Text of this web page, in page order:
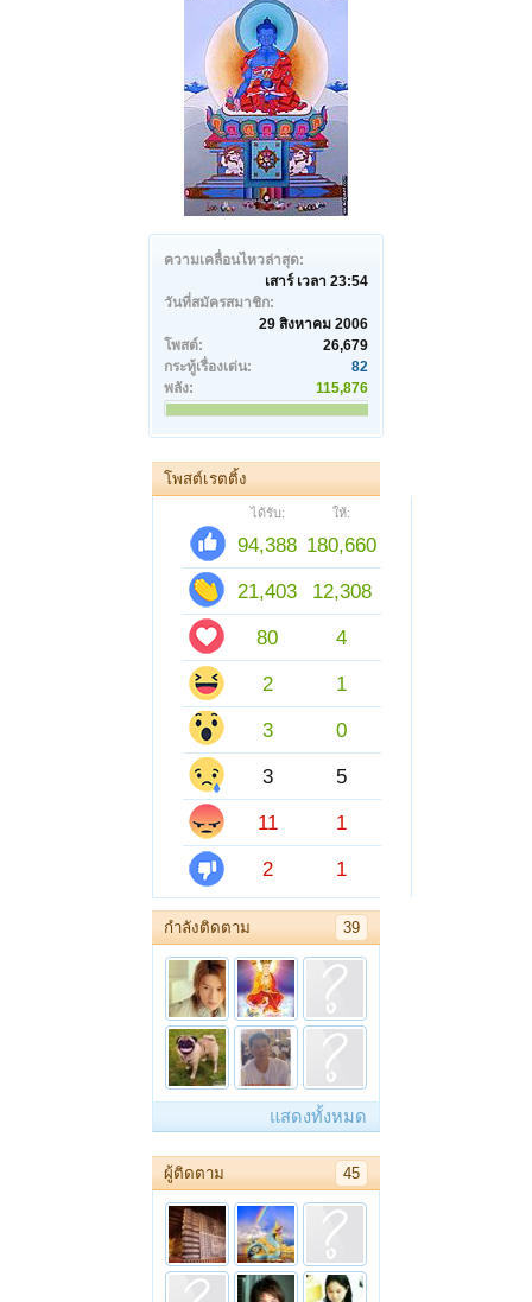
ความเคลื่อนไหวล่าสุด:
เสาร์ เวลา 23:54
วันที่สมัครสมาชิก:
29 สิงหาคม 2006
โพสต์:
26,679
กระทู้เรื่องเด่น:
82
พลัง:
115,876
โพสต์เรตติ้ง
ได้รับ: ให้:
94,388 180,660
21,403
12,308
80
4
2
1
3
0
3
5
11
1
2
1
กำลังติดตาม 39
แสดงทั้งหมด
ผู้ติดตาม 45